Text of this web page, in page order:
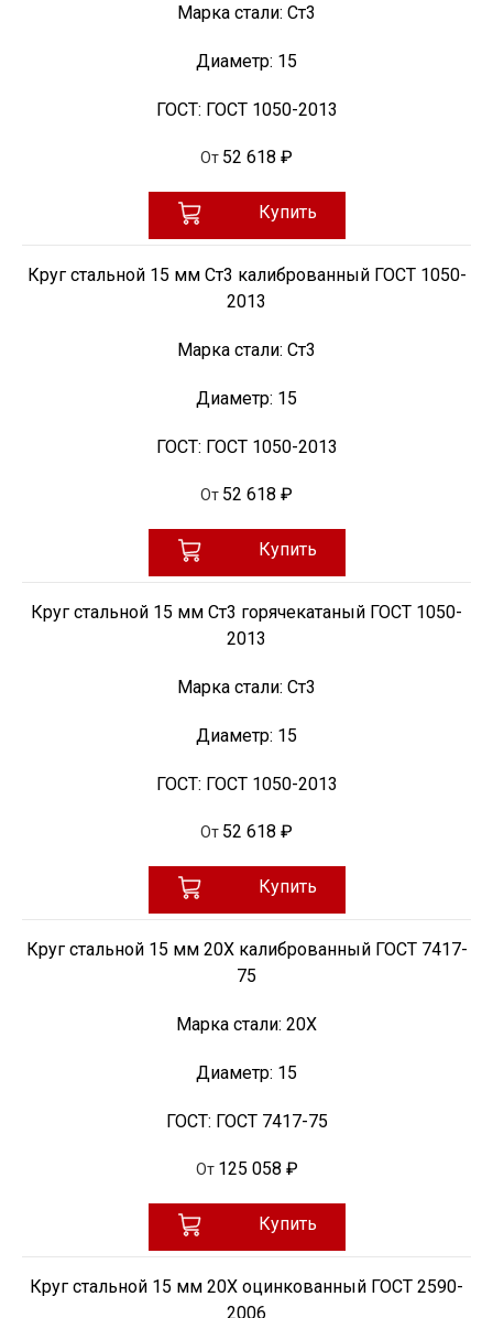
Марка стали: Ст3
Диаметр: 15
ГОСТ: ГОСТ 1050-2013
От 52 618 ₽
Купить
Круг стальной 15 мм Ст3 калиброванный ГОСТ 1050-
2013
Марка стали: Ст3
Диаметр: 15
ГОСТ: ГОСТ 1050-2013
От 52 618 ₽
Купить
Круг стальной 15 мм Ст3 горячекатаный ГОСТ 1050-
2013
Марка стали: Ст3
Диаметр: 15
ГОСТ: ГОСТ 1050-2013
От 52 618 ₽
Купить
Круг стальной 15 мм 20Х калиброванный ГОСТ 7417-
75
Марка стали: 20Х
Диаметр: 15
ГОСТ: ГОСТ 7417-75
От 125 058 ₽
Купить
Круг стальной 15 мм 20Х оцинкованный ГОСТ 2590-
2006